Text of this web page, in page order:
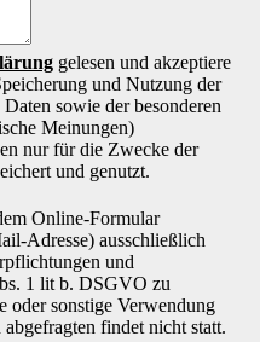
gelesen und akzeptiere
und Nutzung der
sowie der besonderen
Meinungen)
nur für die Zwecke der
und genutzt.
Online-Formular
Adresse) ausschließlich
und
1 lit b. DSGVO zu
oder sonstige Verwendung
findet nicht statt.